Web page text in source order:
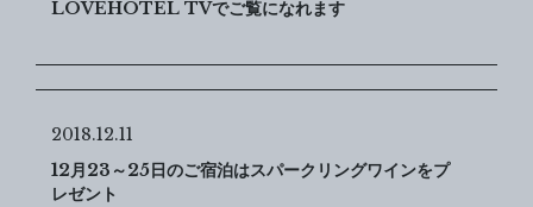
LOVEHOTEL TVでご覧になれます
2018.12.11
12月23～25日のご宿泊はスパークリングワインをプ
レゼント